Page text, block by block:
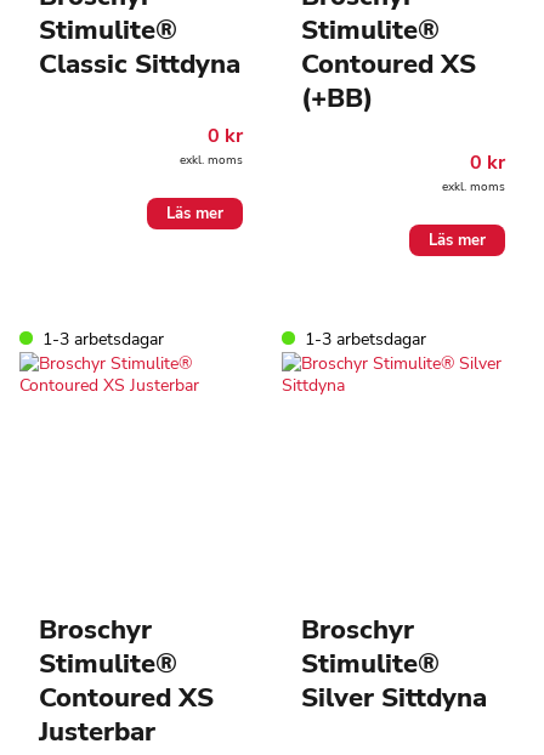
Stimulite®
Classic Sittdyna
0 kr
exkl. moms
Läs mer
Stimulite®
Contoured XS
(+BB)
0 kr
exkl. moms
Läs mer
1-3 arbetsdagar
Broschyr
Stimulite®
Contoured XS
Justerbar
1-3 arbetsdagar
Broschyr
Stimulite®
Silver Sittdyna